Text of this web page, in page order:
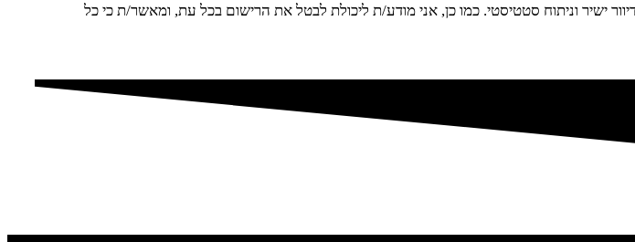
ישיר וניתוח סטטיסטי. כמו כן, אני מודע/ת ליכולת לבטל את הרישום בכל עת, ומאשר/ת כי כל